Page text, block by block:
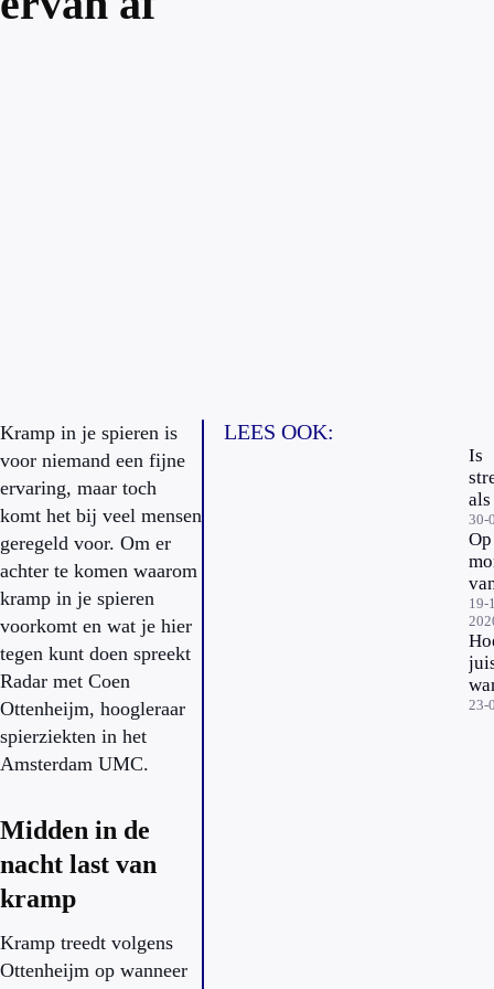
Kramp in je spieren is
voor niemand een fijne
ervaring, maar toch
komt het bij veel mensen
geregeld voor. Om er
achter te komen waarom
kramp in je spieren
voorkomt en wat je hier
tegen kunt doen spreekt
Radar met Coen
Ottenheijm, hoogleraar
spierziekten in het
Amsterdam UMC.
Midden in de
nacht last van
kramp
Kramp treedt volgens
Ottenheijm op wanneer
LEES OOK:
Is
als
of
30-
je
19-
23-